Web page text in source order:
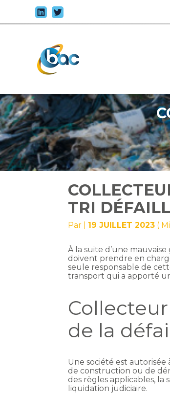
au
contenu
TRI
Par 19 JUILLET 2023 (
À la suite d’une
doivent prendre en
seule responsable de
transport qui a apporté
de la
Une société est
de construction ou de
des règles applicables, la
liquidation judiciaire.